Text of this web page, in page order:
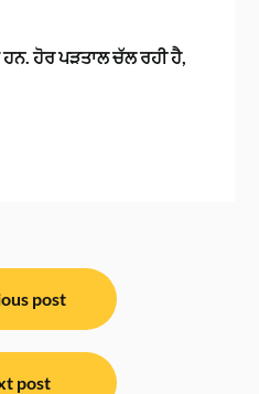
ਹੋਰ ਪੜਤਾਲ ਚੱਲ ਰਹੀ ਹੈ,
post
post